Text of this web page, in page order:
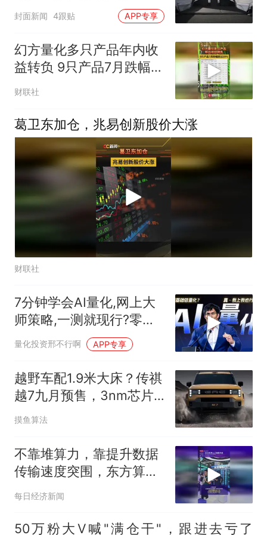
级SUV 进入“技术平权”新
封面新闻 4跟贴 APP专享
幻方量化多只产品年内收
益转负 9只产品7月跌幅超
过20%
财联社
葛卫东加仓，兆易创新股价大涨
财联社
7分钟学会AI量化,网上大
师策略,一测就现行?零基
础小白也能学会,普通人做
量化的最优方案?不用装
Python,不用写代码,一样
能回测? | 量化
量化投资邢不行啊 APP专享
越野车配1.9米大床？传祺
越7九月预售，3nm芯片
算力暴涨
摸鱼算法
不靠堆算力，靠提升数据
传输速度突围，东方算芯
DF1000拿下大会最高
SAIL奖项
每日经济新闻
50万粉大V喊"满仓干"，跟进去亏了